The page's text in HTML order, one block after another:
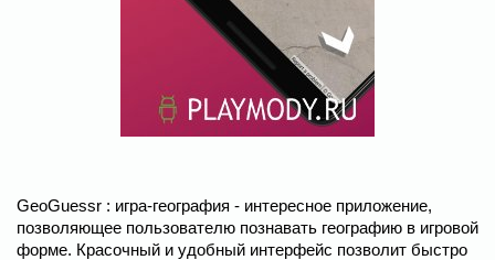
GeoGuessr : игра-география - интересное приложение,
позволяющее пользователю познавать географию в игровой
форме. Красочный и удобный интерфейс позволит быстро